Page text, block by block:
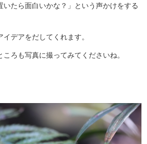
いたら面白いかな？」という声かけをする
デアをだしてくれます。
ろも写真に撮ってみてくださいね。